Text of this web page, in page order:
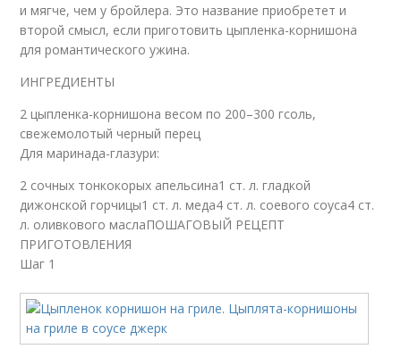
и мягче, чем у бройлера. Это название приобретет и
второй смысл, если приготовить цыпленка-корнишона
для романтического ужина.
ИНГРЕДИЕНТЫ
2 цыпленка-корнишона весом по 200–300 гсоль,
свежемолотый черный перец
Для маринада-глазури:
2 сочных тонкокорых апельсина1 ст. л. гладкой
дижонской горчицы1 ст. л. меда4 ст. л. соевого соуса4 ст.
л. оливкового маслаПОШАГОВЫЙ РЕЦЕПТ
ПРИГОТОВЛЕНИЯ
Шаг 1